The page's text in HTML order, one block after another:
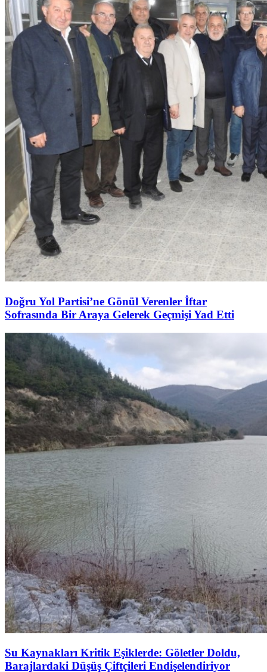
Doğru Yol Partisi’ne Gönül Verenler İftar
Sofrasında Bir Araya Gelerek Geçmişi Yad Etti
Su Kaynakları Kritik Eşiklerde: Göletler Doldu,
Barajlardaki Düşüş Çiftçileri Endişelendiriyor